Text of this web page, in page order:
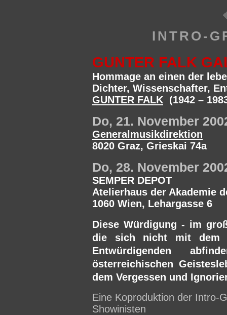
INTRO-G
GUNTER FALK
Hommage an einen der
Dichter, Wissenschafter,
GUNTER FALK (1942 –
Do, 21. November
Generalmusikdirektion
8020 Graz, Grieskai 74a
Do, 28. November
SEMPER DEPOT
Atelierhaus der Akademie
1060 Wien, Lehargasse 6
Diese Würdigung - im
die sich nicht mit dem
Entwürdigenden
österreichischen
dem Vergessen und
Eine Koproduktion der Intro-
Showinisten